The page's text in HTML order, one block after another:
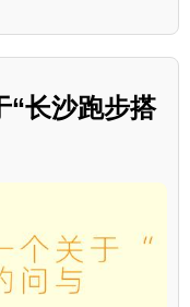
“长沙跑步搭